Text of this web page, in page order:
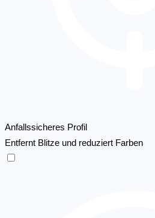
Anfallssicheres Profil
Entfernt Blitze und reduziert Farben